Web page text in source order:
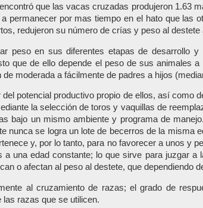
que las vacas cruzadas produjeron 1.63
permanecer por mas tiempo en el hato que las
redujeron su número de crías y peso al
peso en sus diferentes etapas de desarrollo
que de ello depende el peso de sus animales
moderada a fácilmente de padres a hijos
potencial productivo propio de ellos, así como
la selección de toros y vaquillas de
bajo un mismo ambiente y programa de
nunca se logra un lote de becerros de la
y, por lo tanto, para no favorecer a unos y
una edad constante; lo que sirve para juzgar
o afectan al peso al destete, que dependiendo
al cruzamiento de razas; el grado de
las razas que se utilicen.